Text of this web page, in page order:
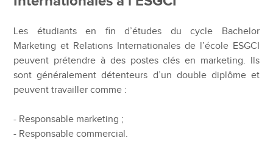
Les étudiants en fin d’études du cycle Bachelor
Marketing et Relations Internationales de l’école ESGCI
peuvent prétendre à des postes clés en marketing. Ils
sont généralement détenteurs d’un double diplôme et
peuvent travailler comme :
- Responsable marketing ;
- Responsable commercial.